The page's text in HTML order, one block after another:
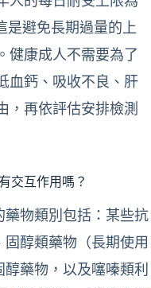
是避免長期過量的上
健康成人不需要為了
血鈣、吸收不良、肝
，再依評估安排檢測
交互作用嗎？
藥物類別包括：某些抗
醇類藥物（長期使用
藥物，以及噻嗪類利